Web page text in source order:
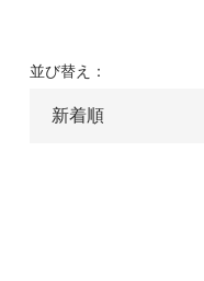
並び替え：